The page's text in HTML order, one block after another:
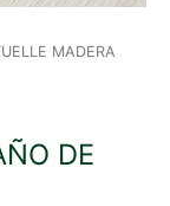
MADERA
DE